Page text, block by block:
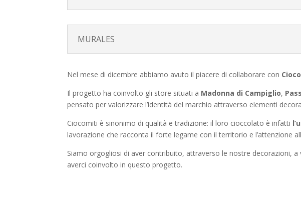
MURALES
Nel mese di dicembre abbiamo avuto il piacere di collaborare con
Il progetto ha coinvolto gli store situati a Madonna di Campiglio,
pensato per valorizzare l’identità del marchio attraverso elementi
Ciocomiti è sinonimo di qualità e tradizione: il loro cioccolato è infatti
lavorazione che racconta il forte legame con il territorio e l’attenzione
Siamo orgogliosi di aver contribuito, attraverso le nostre decorazioni, a
averci coinvolto in questo progetto.